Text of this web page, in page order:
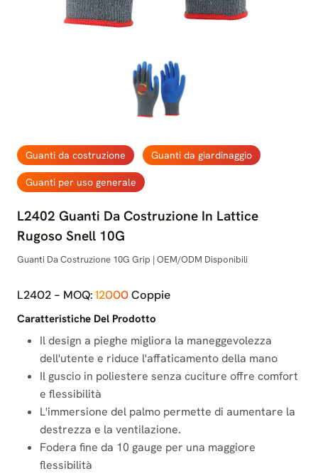
Guanti da costruzione Guanti da giardinaggio
Guanti per uso generale
L2402 Guanti Da Costruzione In Lattice
Rugoso Snell 10G
Guanti Da Costruzione 10G Grip | OEM/ODM Disponibili
L2402 - MOQ:12000Coppie
Caratteristiche Del Prodotto
Il design a pieghe migliora la maneggevolezza
dell'utente e riduce l'affaticamento della mano
Il guscio in poliestere senza cuciture offre comfort
e flessibilità
L'immersione del palmo permette di aumentare la
destrezza e la ventilazione.
Fodera fine da 10 gauge per una maggiore
flessibilità